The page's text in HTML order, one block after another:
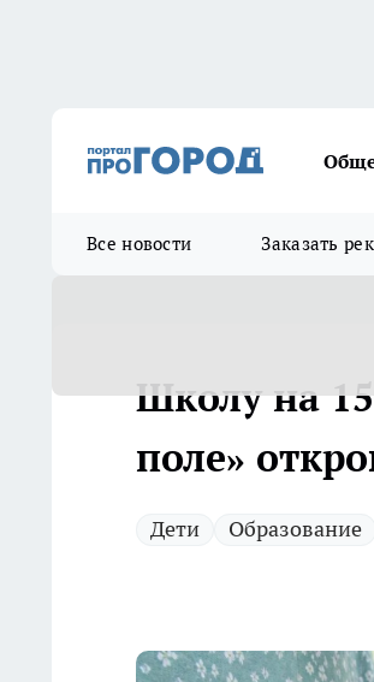
Все новости Заказать
Школу на
поле»
Дети Образование